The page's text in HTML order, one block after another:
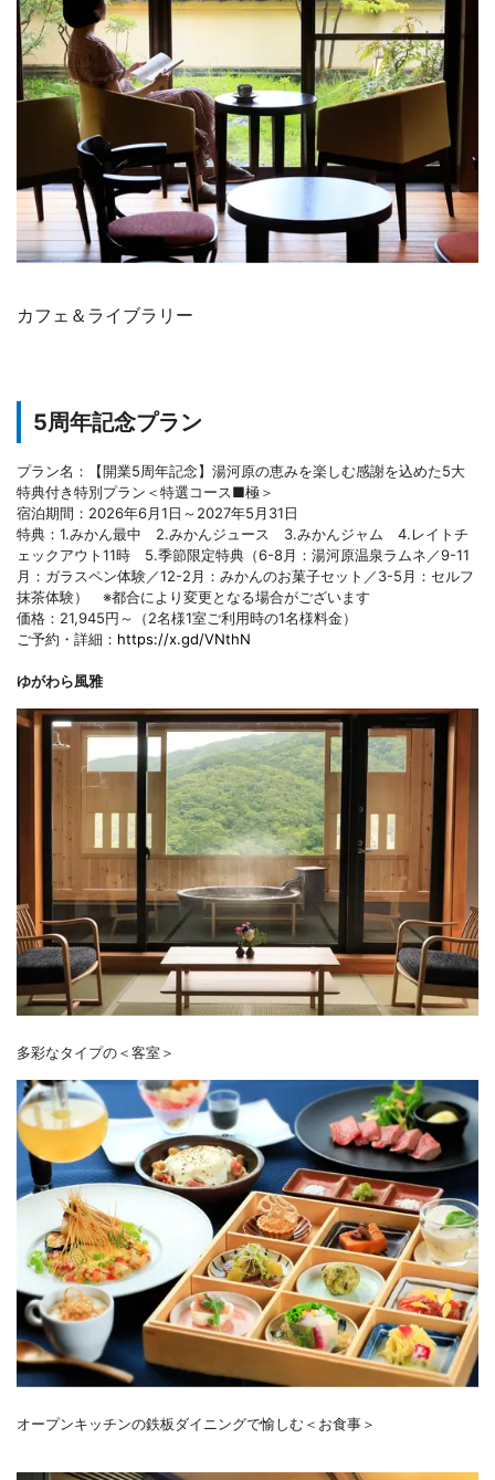
カフェ＆ライブラリー
5周年記念プラン
プラン名：【開業5周年記念】湯河原の恵みを楽しむ感謝を込めた5大
特典付き特別プラン＜特選コース■極＞
宿泊期間：2026年6月1日～2027年5月31日
特典：1.みかん最中 2.みかんジュース 3.みかんジャム 4.レイトチ
ェックアウト11時 5.季節限定特典（6-8月：湯河原温泉ラムネ／9-11
月：ガラスペン体験／12-2月：みかんのお菓子セット／3-5月：セルフ
抹茶体験） ※都合により変更となる場合がございます
価格：21,945円～（2名様1室ご利用時の1名様料金）
ご予約・詳細： https://x.gd/VNthN
ゆがわら風雅
多彩なタイプの＜客室＞
オープンキッチンの鉄板ダイニングで愉しむ＜お食事＞